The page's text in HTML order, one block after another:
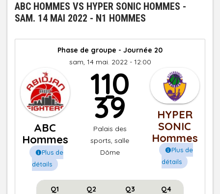
ABC HOMMES VS HYPER SONIC HOMMES -
SAM. 14 MAI 2022 - N1 HOMMES
Phase de groupe - Journée 20
sam, 14 mai. 2022 - 12:00
ABC
Hommes
Plus de
détails
110
-
39
Palais des
sports, salle
Dôme
HYPER
SONIC
Hommes
Plus de
détails
Q1 Q2 Q3 Q4